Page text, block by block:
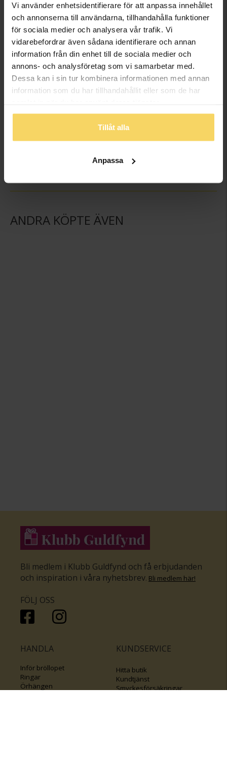
Vi använder enhetsidentifierare för att anpassa innehållet
och annonserna till användarna, tillhandahålla funktioner
för sociala medier och analysera vår trafik. Vi
vidarebefordrar även sådana identifierare och annan
information från din enhet till de sociala medier och
annons- och analysföretag som vi samarbetar med.
Dessa kan i sin tur kombinera informationen med annan
information som du har tillhandahållit eller som de har
Tillåt alla
Anpassa
FINNS OCKSÅ SOM
DCOR
Armband i läder 18,5cm
DCOR
ANDRA KÖPTE ÄVEN
Bli medlem i Klubb Guldfynd och få erbjudanden
och inspiration i våra nyhetsbrev. Bli medlem här!
FÖLJ OSS
HANDLA
Inför bröllopet
Ringar
Örhängen
KUNDSERVICE
Hitta butik
Kundtjänst
Smyckesförsäkringar